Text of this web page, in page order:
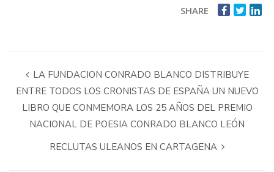
SHARE
LA FUNDACION CONRADO BLANCO DISTRIBUYE
ENTRE TODOS LOS CRONISTAS DE ESPAÑA UN NUEVO
LIBRO QUE CONMEMORA LOS 25 AÑOS DEL PREMIO
NACIONAL DE POESIA CONRADO BLANCO LEÓN
RECLUTAS ULEANOS EN CARTAGENA